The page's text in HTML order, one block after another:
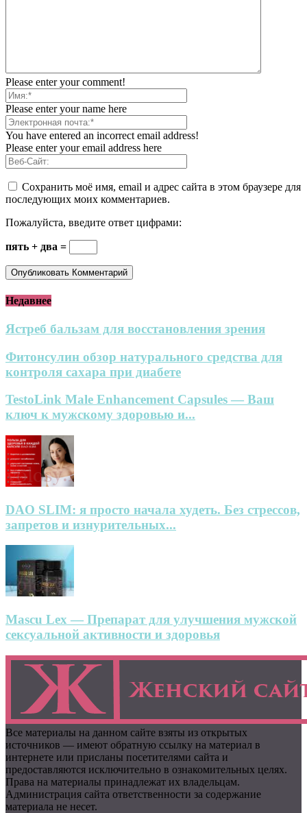
Please enter your comment!
Please enter your name here
You have entered an incorrect email address!
Please enter your email address here
Сохранить моё имя, email и адрес сайта в этом браузере для
последующих моих комментариев.
Пожалуйста, введите ответ цифрами:
пять + два =
Недавнее
Ястреб бальзам для восстановления зрения
Фитонсулин обзор натурального средства для
контроля сахара при диабете
TestoLink Male Enhancement Capsules — Ваш
ключ к мужскому здоровью и...
DAO SLIM: я просто начала худеть. Без стрессов,
запретов и изнурительных...
Mascu Lex — Препарат для улучшения мужской
сексуальной активности и здоровья
Все материалы на данном сайте взяты из открытых
источников — имеют обратную ссылку на материал в
интернете или присланы посетителями сайта и
предоставляются исключительно в ознакомительных целях.
Права на материалы принадлежат их владельцам.
Администрация сайта ответственности за содержание
материала не несет.